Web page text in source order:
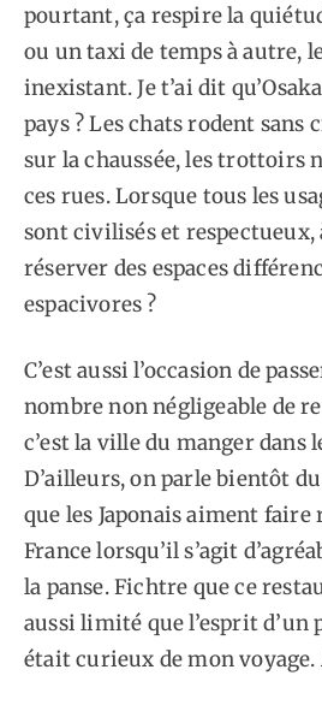
pourtant, ça respire la
ou un taxi de temps à autre,
inexistant. Je t’ai dit
pays ? Les chats rodent
sur la chaussée, les trottoirs
ces rues. Lorsque tous les
sont civilisés et respectueux,
réserver des espaces
espacivores ?
C’est aussi l’occasion de
nombre non négligeable de
c’est la ville du manger dans
D’ailleurs, on parle bientôt
que les Japonais aiment faire
France lorsqu’il s’agit
la panse. Fichtre que ce
aussi limité que l’esprit
était curieux de mon voyage.